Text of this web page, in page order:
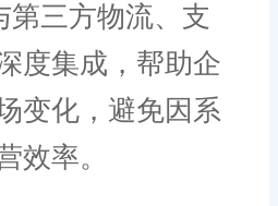
第三方物流、支
度集成，帮助企
变化，避免因系
效率。